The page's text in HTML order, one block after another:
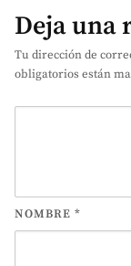
Deja una
Tu dirección de
obligatorios están
NOMBRE *